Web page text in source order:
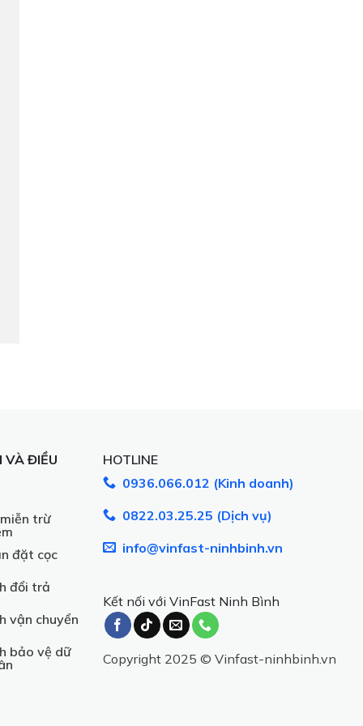
VÀ ĐIỀU
trừ
đặt cọc
đổi trả
vận chuyển
bảo vệ dữ
HOTLINE
0936.066.012 (Kinh doanh)
0822.03.25.25 (Dịch vụ)
info@vinfast-ninhbinh.vn
Kết nối với VinFast Ninh Bình
Copyright 2025 © Vinfast-ninhbinh.vn